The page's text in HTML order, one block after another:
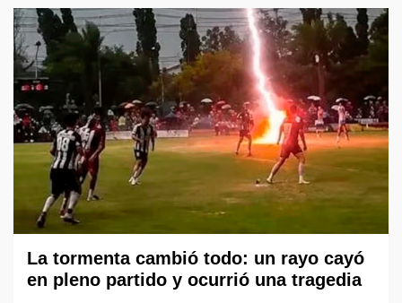
La tormenta cambió todo: un rayo cayó
en pleno partido y ocurrió una tragedia